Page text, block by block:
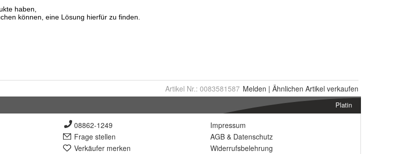
Artikel Nr.: 0083581587 Melden | Ähnlichen Artikel verkaufen
Platin
08862-1249
Frage stellen
Verkäufer merken
Impressum
AGB & Datenschutz
Widerrufsbelehrung